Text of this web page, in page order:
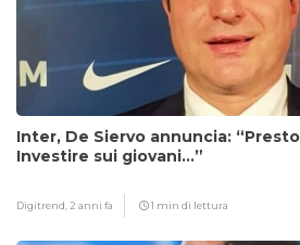
Inter, De Siervo annuncia:
Investire sui giovani…”
Digitrend, 2 anni fa 1 min di lettura